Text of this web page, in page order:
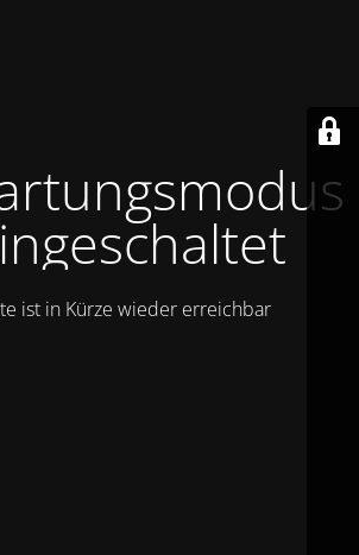
ist in Kürze wieder erreichbar